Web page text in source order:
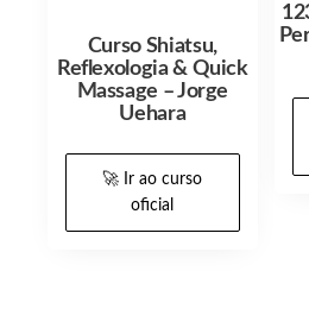
Curso Shiatsu,
Reflexologia & Quick
Massage – Jorge
Uehara
🚀 Ir ao curso
oficial